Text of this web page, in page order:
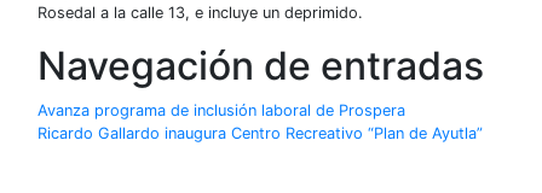
Rosedal a la calle 13, e incluye un deprimido.
Navegación de entradas
Avanza programa de inclusión laboral de Prospera
Ricardo Gallardo inaugura Centro Recreativo “Plan de Ayutla”